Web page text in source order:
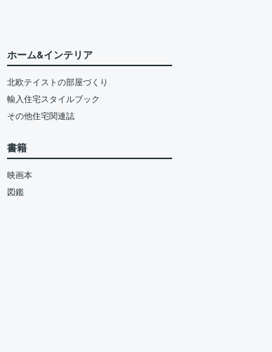
ホーム&インテリア
北欧テイストの部屋づくり
輸入住宅スタイルブック
その他住宅関連誌
書籍
映画本
図鑑